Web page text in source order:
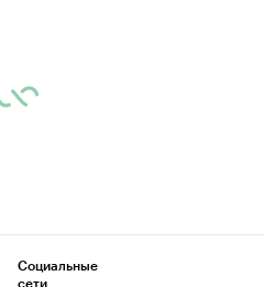
Социальные
сети